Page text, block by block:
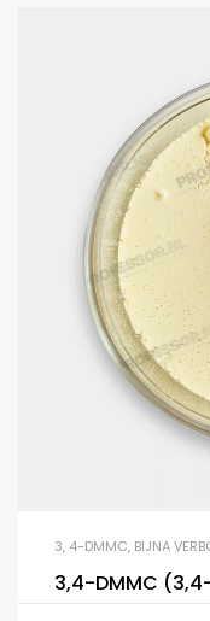
3, 4-DMMC, BIJNA
3,4-DMMC